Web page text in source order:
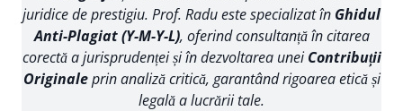
juridice de prestigiu. Prof. Radu este specializat în Ghidul
Anti-Plagiat (Y-M-Y-L), oferind consultanță în citarea
corectă a jurisprudenței și în dezvoltarea unei Contribuții
Originaleprin analiză critică, garantând rigoarea etică și
legală a lucrării tale.